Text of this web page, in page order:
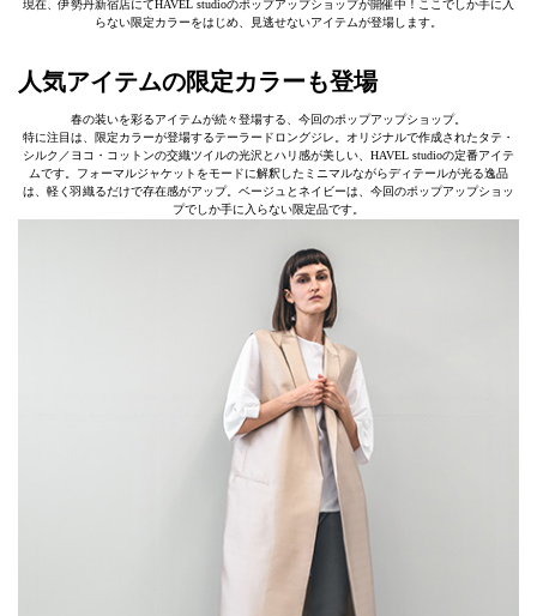
現在、伊勢丹新宿店にてHAVEL studioのポップアップショップが開催中！ここでしか手に入
らない限定カラーをはじめ、見逃せないアイテムが登場します。
人気アイテムの限定カラーも登場
春の装いを彩るアイテムが続々登場する、今回のポップアップショップ。
特に注目は、限定カラーが登場するテーラードロングジレ。オリジナルで作成されたタテ・
シルク／ヨコ・コットンの交織ツイルの光沢とハリ感が美しい、HAVEL studioの定番アイテ
ムです。フォーマルジャケットをモードに解釈したミニマルながらディテールが光る逸品
は、軽く羽織るだけで存在感がアップ。ベージュとネイビーは、今回のポップアップショッ
プでしか手に入らない限定品です。